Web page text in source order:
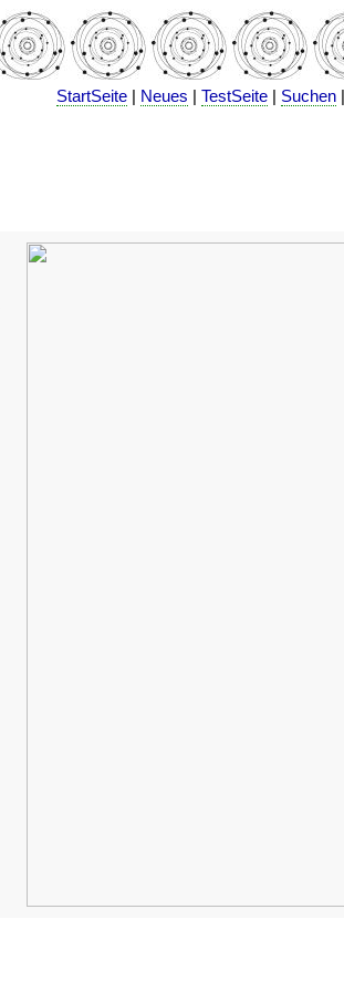
StartSeite Neues |TestSeite Suchen